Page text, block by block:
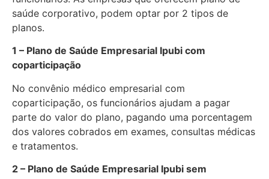
saúde corporativo, podem optar por 2 tipos de
planos.
1 – Plano de Saúde Empresarial Ipubi com
coparticipação
No convênio médico empresarial com
coparticipação, os funcionários ajudam a pagar
parte do valor do plano, pagando uma porcentagem
dos valores cobrados em exames, consultas médicas
e tratamentos.
2 – Plano de Saúde Empresarial Ipubi sem